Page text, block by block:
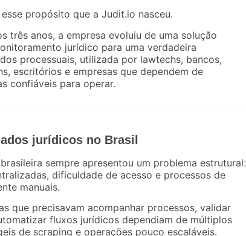
propósito que a Judit.io nasceu.
três anos, a empresa evoluiu de uma solução
jurídico para uma verdadeira
processuais, utilizada por lawtechs, bancos,
escritórios e empresas que dependem de
confiáveis para operar.
jurídicos no Brasil
sempre apresentou um problema estrutural:
dificuldade de acesso e processos de
manuais.
que precisavam acompanhar processos, validar
fluxos jurídicos dependiam de múltiplos
de scraping e operações pouco escaláveis.